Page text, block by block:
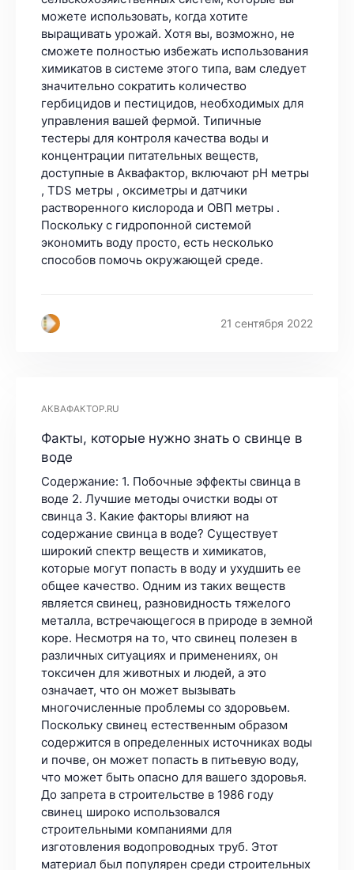
21 сентября 2022
АКВАФАКТОР.RU
Факты, которые нужно знать о свинце в
воде
Содержание: 1. Побочные эффекты свинца в
воде 2. Лучшие методы очистки воды от
свинца 3. Какие факторы влияют на
содержание свинца в воде? Существует
широкий спектр веществ и химикатов,
которые могут попасть в воду и ухудшить ее
общее качество. Одним из таких веществ
является свинец, разновидность тяжелого
металла, встречающегося в природе в земной
коре. Несмотря на то, что свинец полезен в
различных ситуациях и применениях, он
токсичен для животных и людей, а это
означает, что он может вызывать
многочисленные проблемы со здоровьем.
Поскольку свинец естественным образом
содержится в определенных источниках воды
и почве, он может попасть в питьевую воду,
что может быть опасно для вашего здоровья.
До запрета в строительстве в 1986 году
свинец широко использовался
строительными компаниями для
изготовления водопроводных труб. Этот
материал был популярен среди строительных